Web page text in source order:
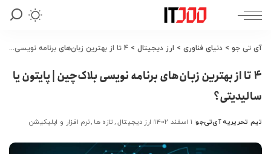
آی تی جو > دنیای فناوری > ارز دیجیتال > 4 تا از بهترین زبان‌های برنامه نویسی بلاک‌چین | پایتون یا سالیدیتی؟
4 تا از بهترین زبان‌های برنامه نویسی بلاک‌چین | پایتون یا
سالیدیتی؟
ارسال
توسط
تیم تحریریه آی‌تی‌جو ۱ اسفند ۱۴۰۲ ارز دیجیتال تازه ها نرم افزار و اپلیکیشن